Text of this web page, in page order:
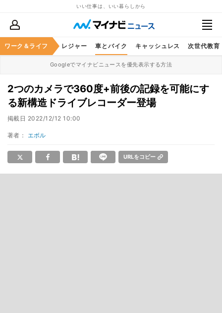
いい仕事は、いい暮らしから
ワーク＆ライフ
スケア グルメ レジャー 車とバイク キャッシュレス 次世代教育
Googleでマイナビニュースを優先表示する方法
2つのカメラで360度+前後の記録を可能にす
る新構造ドライブレコーダー登場
掲載日 2022/12/12 10:00
著者： エボル
URLをコピー